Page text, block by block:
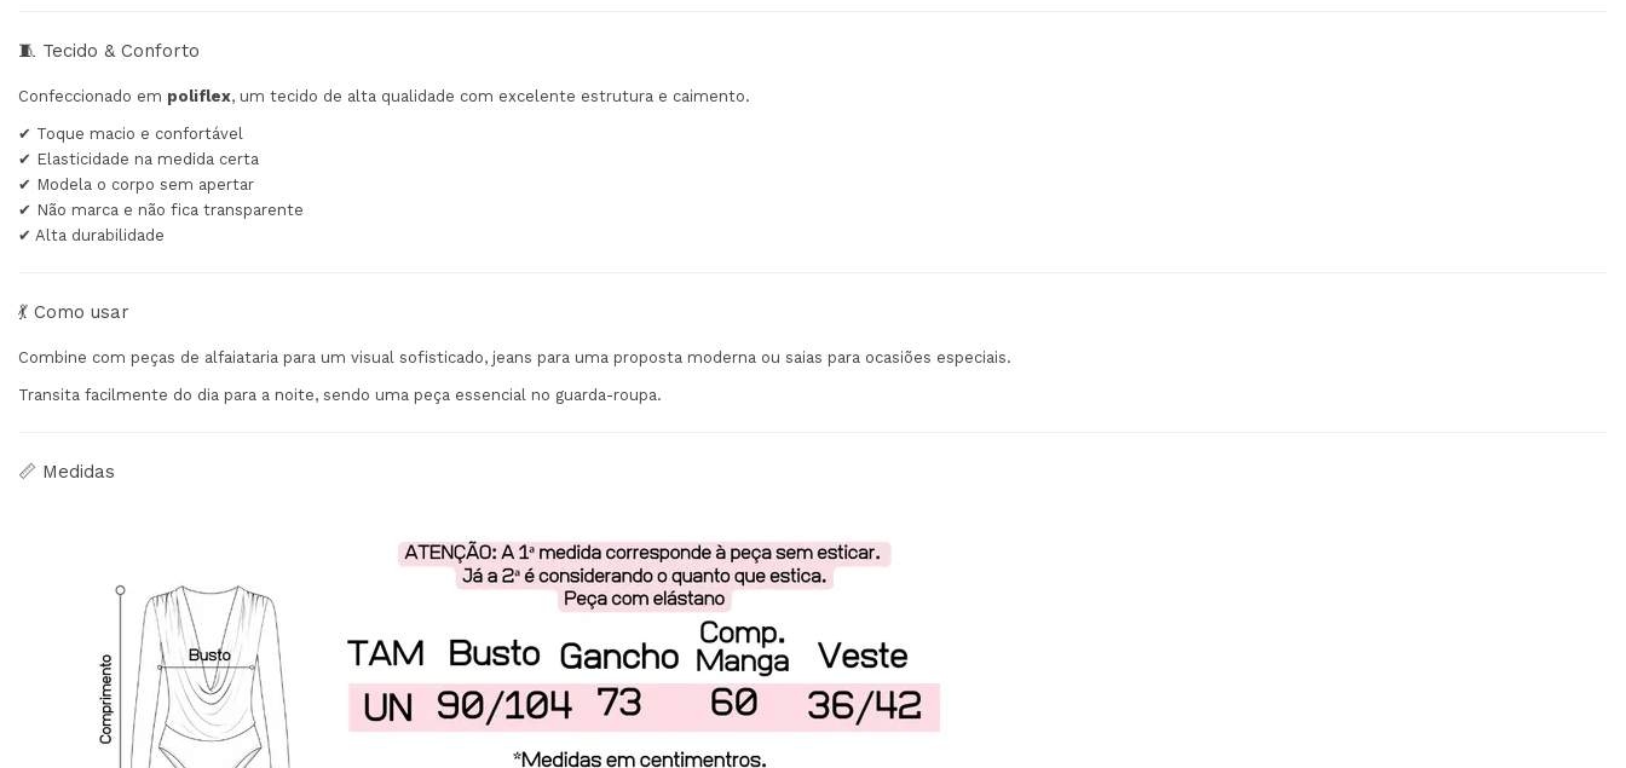
🧵 Tecido & Conforto
Confeccionado em poliflex, um tecido de alta qualidade com excelente estrutura e caimento.
✔ Toque macio e confortável
✔ Elasticidade na medida certa
✔ Modela o corpo sem apertar
✔ Não marca e não fica transparente
✔ Alta durabilidade
💃 Como usar
Combine com peças de alfaiataria para um visual sofisticado, jeans para uma proposta moderna ou saias para ocasiões especiais.
Transita facilmente do dia para a noite, sendo uma peça essencial no guarda-roupa.
📏 Medidas